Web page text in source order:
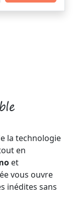
la technologie
en
et
vous ouvre
inédites sans